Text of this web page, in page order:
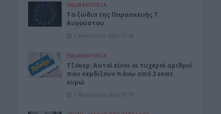
ΕΝΔΙΑΦΕΡΟΝΤΑ
Tα ζώδια της Παρασκευής 7
Αυγούστου
7 Αυγούστου 2026 07:43
ΕΝΔΙΑΦΕΡΟΝΤΑ
Τζόκερ: Αυτοί είναι οι τυχεροί αριθμοί
που κερδίζουν πάνω από 2 εκατ.
ευρώ
7 Αυγούστου 2026 07:39